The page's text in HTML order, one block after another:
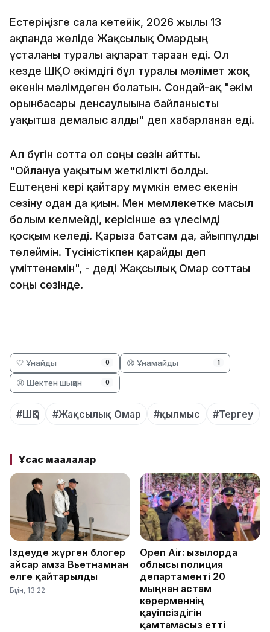
Естеріңізге сала кетейік, 2026 жылғы 13
ақпанда желіде Жақсылық Омардың
ұсталғаны туралы ақпарат тараған еді. Ол
кезде ШҚО әкімдігі бұл туралы мәлімет жоқ
екенін мәлімдеген болатын. Сондай-ақ "әкім
орынбасары денсаулығына байланысты
уақытша демалыс алды" деп хабарланған еді.
Ал бүгін сотта ол соңғы сөзін айтты.
"Ойлануға уақытым жеткілікті болды.
Ештеңені кері қайтару мүмкін емес екенін
сезіну одан да қиын. Мен мемлекетке масыл
болғым келмейді, керісінше өз үлесімді
қосқым келеді. Қарызға батсам да, айыппұлды
төлеймін. Түсіністікпен қарайды деп
үміттенемін", - деді Жақсылық Омар соттағы
соңғы сөзінде.
🤍 Ұнайды 0 😞 Ұнамайды 1
😡 Шектен шыққан 0
#ШҚО #Жақсылық Омар #қылмыс #Тергеу
Ұқсас мақалалар
Іздеуде жүрген блогер
Қайсар Қамза Вьетнамнан
елге қайтарылды
Бүгін, 13:22
Open Air: Қызылорда
облысы полиция
департаменті 20
мыңнан астам
көрерменнің
қауіпсіздігін
қамтамасыз етті